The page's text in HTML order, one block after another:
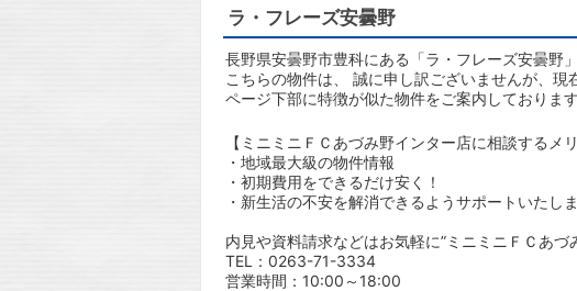
ラ・フレーズ安曇野
長野県安曇野市豊科にある「ラ・フレーズ安曇野
こちらの物件は、 誠に申し訳ございませんが、現
ページ下部に特徴が似た物件をご案内しておりま
【ミニミニＦＣあづみ野インター店に相談するメリ
・地域最大級の物件情報
・初期費用をできるだけ安く！
・新生活の不安を解消できるようサポートいたし
内見や資料請求などはお気軽に”ミニミニＦＣあづ
TEL：0263-71-3334
営業時間：10:00～18:00